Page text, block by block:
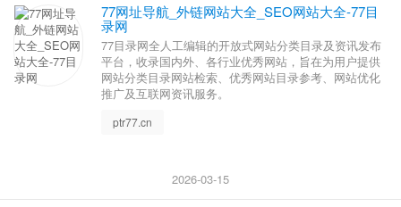
77网址导航_外链网站大全_SEO网站大全-77目
录网
77目录网全人工编辑的开放式网站分类目录及资讯发布
平台，收录国内外、各行业优秀网站，旨在为用户提供
网站分类目录网站检索、优秀网站目录参考、网站优化
推广及互联网资讯服务。
ptr77.cn
2026-03-15